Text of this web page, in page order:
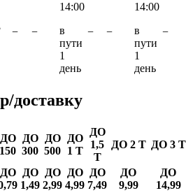
− −
14:00
в
пути
1
день
− −
14:00
в
пути
1
день
−
доставку
ДО
150
ДО
300
ДО
500
ДО
1 Т
ДО
1,5
Т
ДО 2 Т ДО 3 Т
ДО
ДО
1,49
ДО
2,99
ДО
4,99
ДО
7,49
ДО
9,99
ДО
14,99